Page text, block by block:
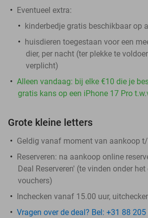
Eventueel extra:
kinderbedje gratis beschikbaar op
huisdieren toegestaan voor een
dier, per nacht (ter plekke te
verplicht)
Alleen vandaag: bij elke €10 die je
gratis kans op een iPhone 17 Pro
Grote kleine letters
Geldig vanaf moment van aankoop
Reserveren: na aankoop online
Deal Reserveren' (te vinden onder
vouchers)
Inchecken vanaf 15.00 uur,
Vragen over de deal? Bel: +31 88